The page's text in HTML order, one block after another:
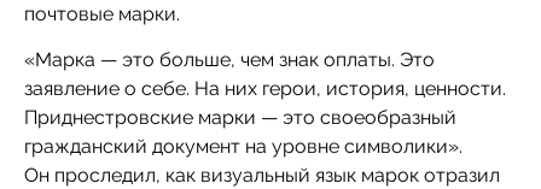
почтовые марки.
«Марка — это больше, чем знак оплаты. Это
заявление о себе. На них герои, история, ценности.
Приднестровские марки — это своеобразный
гражданский документ на уровне символики».
Он проследил, как визуальный язык марок отразил